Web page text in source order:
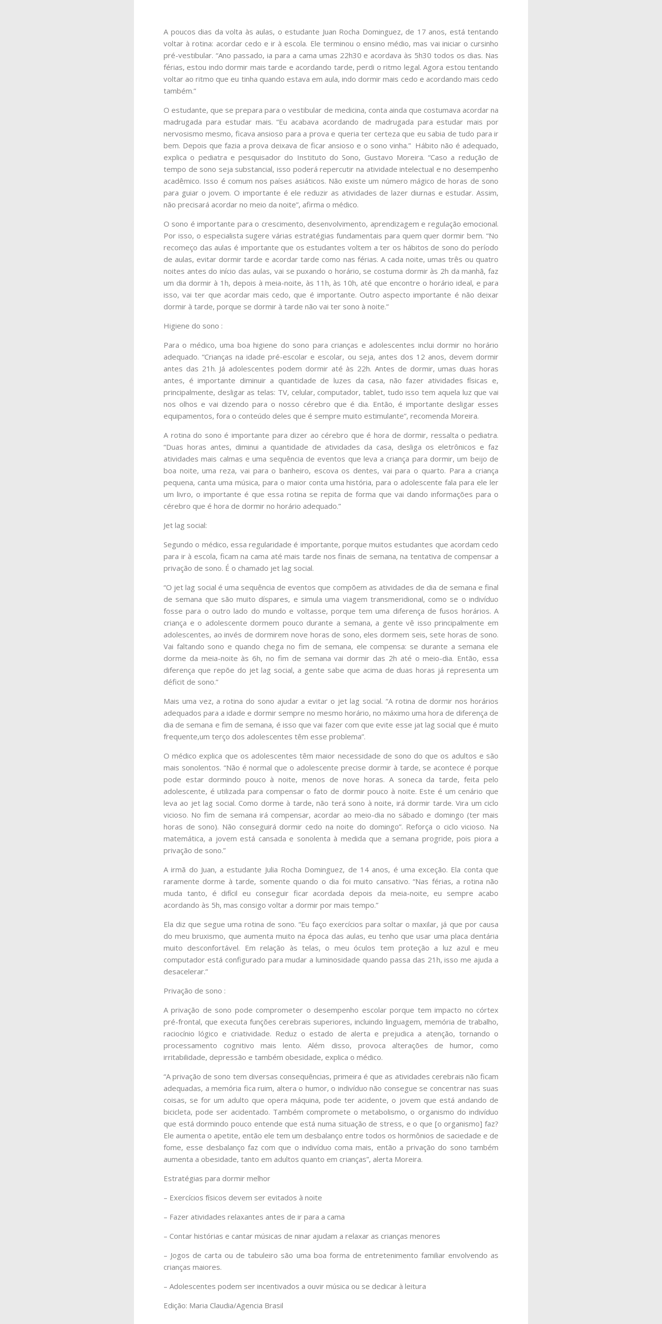
A poucos dias da volta às aulas, o estudante Juan Rocha Dominguez, de 17 anos, está tentando
voltar à rotina: acordar cedo e ir à escola. Ele terminou o ensino médio, mas vai iniciar o cursinho
pré-vestibular. “Ano passado, ia para a cama umas 22h30 e acordava às 5h30 todos os dias. Nas
férias, estou indo dormir mais tarde e acordando tarde, perdi o ritmo legal. Agora estou tentando
voltar ao ritmo que eu tinha quando estava em aula, indo dormir mais cedo e acordando mais cedo
também.”
O estudante, que se prepara para o vestibular de medicina, conta ainda que costumava acordar na
madrugada para estudar mais. “Eu acabava acordando de madrugada para estudar mais por
nervosismo mesmo, ficava ansioso para a prova e queria ter certeza que eu sabia de tudo para ir
bem. Depois que fazia a prova deixava de ficar ansioso e o sono vinha.” Hábito não é adequado,
explica o pediatra e pesquisador do Instituto do Sono, Gustavo Moreira. “Caso a redução de
tempo de sono seja substancial, isso poderá repercutir na atividade intelectual e no desempenho
acadêmico. Isso é comum nos países asiáticos. Não existe um número mágico de horas de sono
para guiar o jovem. O importante é ele reduzir as atividades de lazer diurnas e estudar. Assim,
não precisará acordar no meio da noite”, afirma o médico.
O sono é importante para o crescimento, desenvolvimento, aprendizagem e regulação emocional.
Por isso, o especialista sugere várias estratégias fundamentais para quem quer dormir bem. “No
recomeço das aulas é importante que os estudantes voltem a ter os hábitos de sono do período
de aulas, evitar dormir tarde e acordar tarde como nas férias. A cada noite, umas três ou quatro
noites antes do início das aulas, vai se puxando o horário, se costuma dormir às 2h da manhã, faz
um dia dormir à 1h, depois à meia-noite, às 11h, às 10h, até que encontre o horário ideal, e para
isso, vai ter que acordar mais cedo, que é importante. Outro aspecto importante é não deixar
dormir à tarde, porque se dormir à tarde não vai ter sono à noite.”
Higiene do sono :
Para o médico, uma boa higiene do sono para crianças e adolescentes inclui dormir no horário
adequado. “Crianças na idade pré-escolar e escolar, ou seja, antes dos 12 anos, devem dormir
antes das 21h. Já adolescentes podem dormir até às 22h. Antes de dormir, umas duas horas
antes, é importante diminuir a quantidade de luzes da casa, não fazer atividades físicas e,
principalmente, desligar as telas: TV, celular, computador, tablet, tudo isso tem aquela luz que vai
nos olhos e vai dizendo para o nosso cérebro que é dia. Então, é importante desligar esses
equipamentos, fora o conteúdo deles que é sempre muito estimulante”, recomenda Moreira.
A rotina do sono é importante para dizer ao cérebro que é hora de dormir, ressalta o pediatra.
“Duas horas antes, diminui a quantidade de atividades da casa, desliga os eletrônicos e faz
atividades mais calmas e uma sequência de eventos que leva a criança para dormir, um beijo de
boa noite, uma reza, vai para o banheiro, escova os dentes, vai para o quarto. Para a criança
pequena, canta uma música, para o maior conta uma história, para o adolescente fala para ele ler
um livro, o importante é que essa rotina se repita de forma que vai dando informações para o
cérebro que é hora de dormir no horário adequado.”
Jet lag social:
Segundo o médico, essa regularidade é importante, porque muitos estudantes que acordam cedo
para ir à escola, ficam na cama até mais tarde nos finais de semana, na tentativa de compensar a
privação de sono. É o chamado jet lag social.
“O jet lag social é uma sequência de eventos que compõem as atividades de dia de semana e final
de semana que são muito díspares, e simula uma viagem transmeridional, como se o indivíduo
fosse para o outro lado do mundo e voltasse, porque tem uma diferença de fusos horários. A
criança e o adolescente dormem pouco durante a semana, a gente vê isso principalmente em
adolescentes, ao invés de dormirem nove horas de sono, eles dormem seis, sete horas de sono.
Vai faltando sono e quando chega no fim de semana, ele compensa: se durante a semana ele
dorme da meia-noite às 6h, no fim de semana vai dormir das 2h até o meio-dia. Então, essa
diferença que repõe do jet lag social, a gente sabe que acima de duas horas já representa um
déficit de sono.”
Mais uma vez, a rotina do sono ajudar a evitar o jet lag social. “A rotina de dormir nos horários
adequados para a idade e dormir sempre no mesmo horário, no máximo uma hora de diferença de
dia de semana e fim de semana, é isso que vai fazer com que evite esse jat lag social que é muito
frequente,um terço dos adolescentes têm esse problema”.
O médico explica que os adolescentes têm maior necessidade de sono do que os adultos e são
mais sonolentos. “Não é normal que o adolescente precise dormir à tarde, se acontece é porque
pode estar dormindo pouco à noite, menos de nove horas. A soneca da tarde, feita pelo
adolescente, é utilizada para compensar o fato de dormir pouco à noite. Este é um cenário que
leva ao jet lag social. Como dorme à tarde, não terá sono à noite, irá dormir tarde. Vira um ciclo
vicioso. No fim de semana irá compensar, acordar ao meio-dia no sábado e domingo (ter mais
horas de sono). Não conseguirá dormir cedo na noite do domingo”. Reforça o ciclo vicioso. Na
matemática, a jovem está cansada e sonolenta à medida que a semana progride, pois piora a
privação de sono.”
A irmã do Juan, a estudante Julia Rocha Dominguez, de 14 anos, é uma exceção. Ela conta que
raramente dorme à tarde, somente quando o dia foi muito cansativo. “Nas férias, a rotina não
muda tanto, é difícil eu conseguir ficar acordada depois da meia-noite, eu sempre acabo
acordando às 5h, mas consigo voltar a dormir por mais tempo.”
Ela diz que segue uma rotina de sono. “Eu faço exercícios para soltar o maxilar, já que por causa
do meu bruxismo, que aumenta muito na época das aulas, eu tenho que usar uma placa dentária
muito desconfortável. Em relação às telas, o meu óculos tem proteção a luz azul e meu
computador está configurado para mudar a luminosidade quando passa das 21h, isso me ajuda a
desacelerar.”
Privação de sono :
A privação de sono pode comprometer o desempenho escolar porque tem impacto no córtex
pré-frontal, que executa funções cerebrais superiores, incluindo linguagem, memória de trabalho,
raciocínio lógico e criatividade. Reduz o estado de alerta e prejudica a atenção, tornando o
processamento cognitivo mais lento. Além disso, provoca alterações de humor, como
irritabilidade, depressão e também obesidade, explica o médico.
“A privação de sono tem diversas consequências, primeira é que as atividades cerebrais não ficam
adequadas, a memória fica ruim, altera o humor, o indivíduo não consegue se concentrar nas suas
coisas, se for um adulto que opera máquina, pode ter acidente, o jovem que está andando de
bicicleta, pode ser acidentado. Também compromete o metabolismo, o organismo do indivíduo
que está dormindo pouco entende que está numa situação de stress, e o que [o organismo] faz?
Ele aumenta o apetite, então ele tem um desbalanço entre todos os hormônios de saciedade e de
fome, esse desbalanço faz com que o indivíduo coma mais, então a privação do sono também
aumenta a obesidade, tanto em adultos quanto em crianças”, alerta Moreira.
Estratégias para dormir melhor
– Exercícios físicos devem ser evitados à noite
– Fazer atividades relaxantes antes de ir para a cama
– Contar histórias e cantar músicas de ninar ajudam a relaxar as crianças menores
– Jogos de carta ou de tabuleiro são uma boa forma de entretenimento familiar envolvendo as
crianças maiores.
– Adolescentes podem ser incentivados a ouvir música ou se dedicar à leitura
Edição: Maria Claudia/Agencia Brasil